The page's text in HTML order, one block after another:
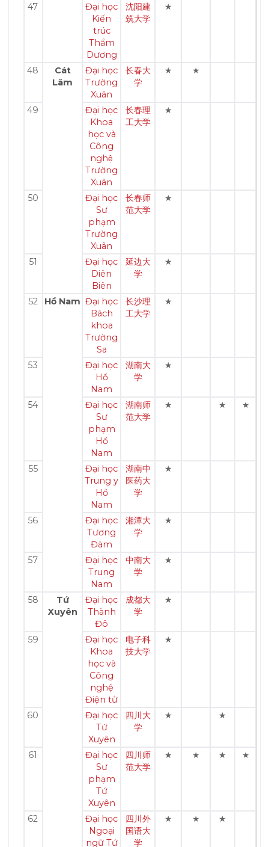
47
Đại học
Kiến
trúc
Thẩm
Dương
沈阳建
筑大学
★
48
Cát
Lâm
Đại học
Trường
Xuân
长春大
学
★ ★
49
Đại học
Khoa
học và
Công
nghệ
Trường
Xuân
长春理
工大学
★
50
Đại học
Sư
phạm
Trường
Xuân
长春师
范大学
★
51
Đại học
Diên
Biên
延边大
学
★
52 Hồ Nam Đại học
Bách
khoa
Trường
Sa
长沙理
工大学
★
53
Đại học
Hồ
Nam
湖南大
学
★
54
Đại học
Sư
phạm
Hồ
Nam
湖南师
范大学
★ ★ ★
55
Đại học
Trung y
Hồ
Nam
湖南中
医药大
学
★
56
Đại học
Tương
Đàm
湘潭大
学
★
57
Đại học
Trung
Nam
中南大
学
★
58
Tứ
Xuyên
Đại học
Thành
Đô
成都大
学
★
59
Đại học
Khoa
học và
Công
nghệ
Điện tử
电子科
技大学
★
60
Đại học
Tứ
Xuyên
四川大
学
★ ★
61
Đại học
Sư
phạm
Tứ
Xuyên
四川师
范大学
★ ★ ★ ★
62
Đại học
Ngoại
ngữ Tứ
四川外
国语大
学
★ ★ ★